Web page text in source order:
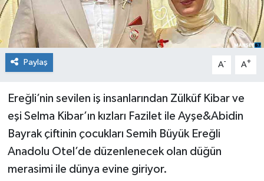
Paylaş A- A+
Ereğli’nin sevilen iş insanlarından Zülküf Kibar ve
eşi Selma Kibar’ın kızları Fazilet ile Ayşe&Abidin
Bayrak çiftinin çocukları Semih Büyük Ereğli
Anadolu Otel’de düzenlenecek olan düğün
merasimi ile dünya evine giriyor.
Teknoloji